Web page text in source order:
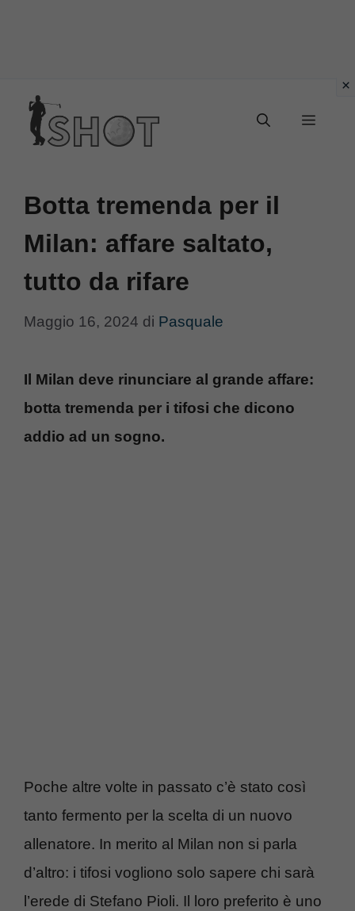
contenuto
Menu
Botta tremenda per il
Milan: affare saltato,
tutto da rifare
Maggio 16, 2024 di Pasquale
Il Milan deve rinunciare al grande affare:
botta tremenda per i tifosi che dicono
addio ad un sogno.
Poche altre volte in passato c’è stato così
tanto fermento per la scelta di un nuovo
allenatore. In merito al Milan non si parla
d’altro: i tifosi vogliono solo sapere chi sarà
l’erede di Stefano Pioli. Il loro preferito è uno